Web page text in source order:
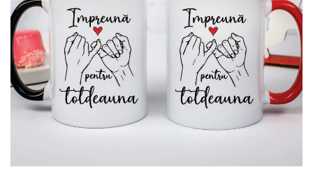
Body bebelusi personalizate
Perne personalizate
Plusuri personalizate
Agende personalizate
Etichete pentru sticla de vin
Cadouri Personalizate Unice
Cadouri pentru Doctori
Cadouri Pensionare
Cadouri Profesori